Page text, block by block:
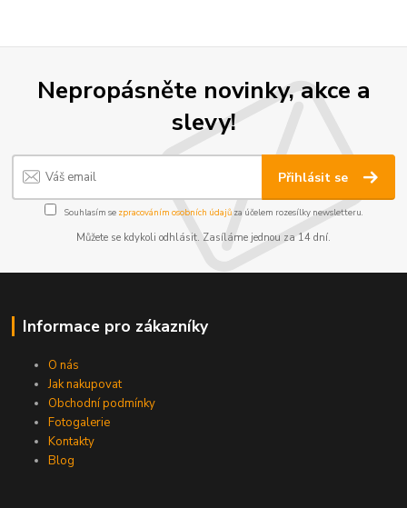
Nepropásněte novinky, akce a
slevy!
Přihlásit se
Souhlasím se zpracováním osobních údajůza účelem rozesílky newsletteru.
Můžete se kdykoli odhlásit. Zasíláme jednou za 14 dní.
Informace pro zákazníky
O nás
Jak nakupovat
Obchodní podmínky
Fotogalerie
Kontakty
Blog